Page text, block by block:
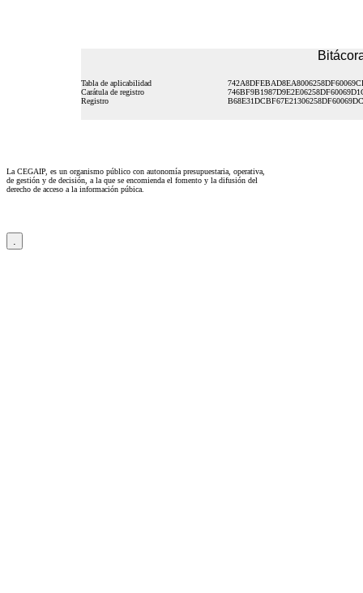
Tabla de aplicabilidad
Carátula de registro
Registro
La CEGAIP, es un organismo público con autonomía presupuestaria, operativa,
de gestión y de decisión, a la que se encomienda el fomento y la difusión del
derecho de acceso a la información púbica.